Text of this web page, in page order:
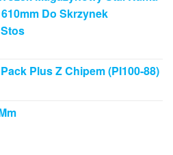
610mm Do Skrzynek
Plus Z Chipem (PI100-88)